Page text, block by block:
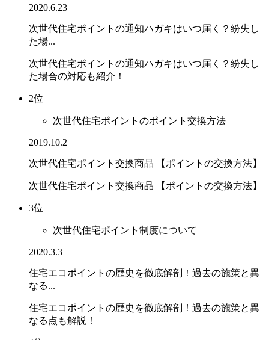
2020.6.23
次世代住宅ポイントの通知ハガキはいつ届く？紛失し
た場...
次世代住宅ポイントの通知ハガキはいつ届く？紛失し
た場合の対応も紹介！
2位
次世代住宅ポイントのポイント交換方法
2019.10.2
次世代住宅ポイント交換商品 【ポイントの交換方法】
次世代住宅ポイント交換商品 【ポイントの交換方法】
3位
次世代住宅ポイント制度について
2020.3.3
住宅エコポイントの歴史を徹底解剖！過去の施策と異
なる...
住宅エコポイントの歴史を徹底解剖！過去の施策と異
なる点も解説！